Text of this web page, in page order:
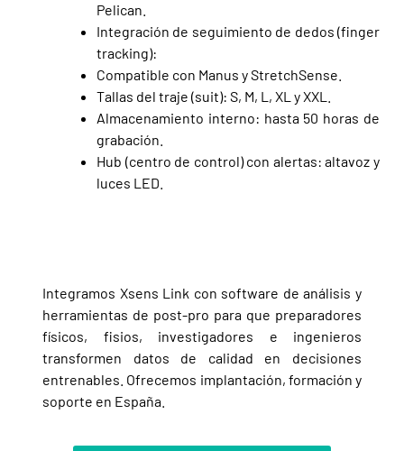
Pelican.
Integración de seguimiento de dedos (finger
tracking):
Compatible con Manus y StretchSense.
Tallas del traje (suit): S, M, L, XL y XXL.
Almacenamiento interno: hasta 50 horas de
grabación.
Hub (centro de control) con alertas: altavoz y
luces LED.
Integramos Xsens Link con software de análisis y
herramientas de post-pro para que preparadores
físicos, fisios, investigadores e ingenieros
transformen datos de calidad en decisiones
entrenables. Ofrecemos implantación, formación y
soporte en España.